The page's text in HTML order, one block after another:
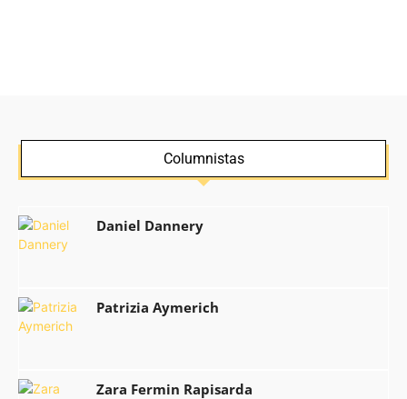
Columnistas
Daniel Dannery
Patrizia Aymerich
Zara Fermin Rapisarda